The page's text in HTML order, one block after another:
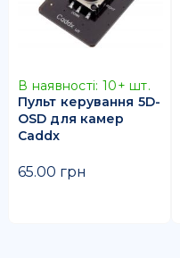
В наявності: 10+ шт.
Пульт керування 5D-
OSD для камер
Caddx
65.00 грн